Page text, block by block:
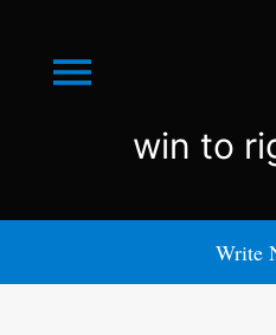
Menu
win
right
win to
Write